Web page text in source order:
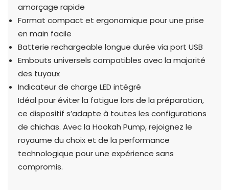
amorçage rapide
Format compact et ergonomique pour une prise
en main facile
Batterie rechargeable longue durée via port USB
Embouts universels compatibles avec la majorité
des tuyaux
Indicateur de charge LED intégré
Idéal pour éviter la fatigue lors de la préparation,
ce dispositif s’adapte à toutes les configurations
de chichas. Avec la Hookah Pump, rejoignez le
royaume du choix et de la performance
technologique pour une expérience sans
compromis.